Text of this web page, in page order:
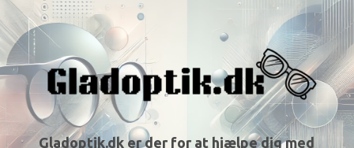
Gladoptik.dk er der for at hjælpe dig med